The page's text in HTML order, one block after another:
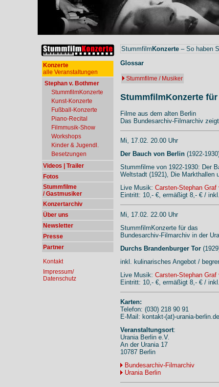
Konzerte
alle Veranstaltungen
Stephan v. Bothmer
StummfilmKonzerte
Kunst-Konzerte
Fußball-Konzerte
Piano-Recital
Filmmusik-Show
Workshops
Kinder & Jugendl.
Besetzungen
Videos | Trailer
Fotos
Stummfilme
/ Gastmusiker
Konzertarchiv
Über uns
Newsletter
Presse
Partner
Kontakt
Impressum/
Datenschutz
Stummfilm Konzerte – So haben
Glossar
Stummfilme / Musiker
StummfilmKonzerte
Filme aus dem alten Berlin
Das Bundesarchiv-Filmarchiv
Mi, 17.02. 20.00 Uhr
Der Bauch von Berlin (1922-
Stummfilme von 1922-1930: Der
Weltstadt (1921), Die Markthallen
Live Musik: Carsten-Stephan Graf
Eintritt: 10,- €, ermäßigt 8,- € /
Mi, 17.02. 22.00 Uhr
StummfilmKonzerte für das
Bundesarchiv-Filmarchiv in der
Durchs Brandenburger Tor
inkl. kulinarisches Angebot /
Live Musik: Carsten-Stephan Graf
Eintritt: 10,- €, ermäßigt 8,- € /
Karten:
Telefon: (030) 218 90 91
E-Mail: kontakt-(at)-urania-berlin.de
Veranstaltungsort:
Urania Berlin e.V.
An der Urania 17
10787 Berlin
Bundesarchiv-Filmarchiv
Urania Berlin